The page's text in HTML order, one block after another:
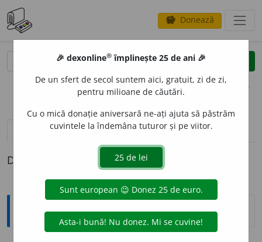
savings Donează
clear
opțiuni
definiții (1)
Definiția cu ID-ul 508848:
Etimologice
🎉 dexonline® împlinește 25 de ani 🎉
De un sfert de secol suntem aici, gratuit, zi de zi,
pentru milioane de căutări.
Cu o mică donație aniversară ne-ați ajuta să păstrăm
cuvintele la îndemâna tuturor și pe viitor.